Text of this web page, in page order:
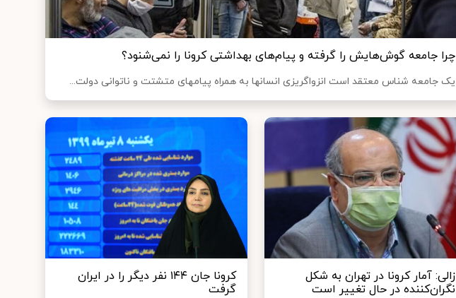
چرا جامعه گوش‌هایش را گرفته و پیام‌های بهداشتی کرونا را نمی‌شنود؟
یک جامعه شناس معتقد است انزواگریزی انسانها به همراه پیامهای متشتت و ناتوانی دولت...
زالی: آمار کرونا در تهران به شکل
نگران‌کننده در حال تغییر است
کرونا جان ۱۴۴ نفر دیگر را در ایران
گرفت